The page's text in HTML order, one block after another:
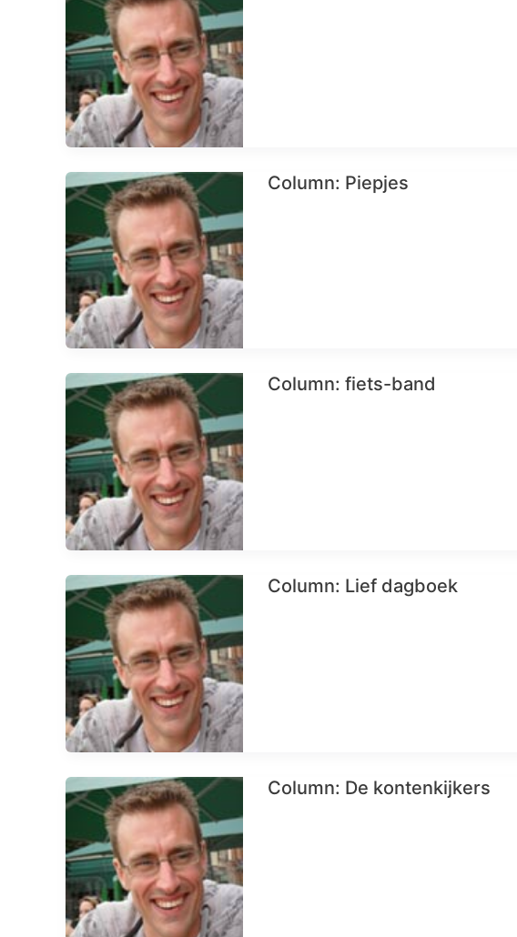
Column: Piepjes
Column: fiets-band
Column: Lief dagboek
Column: De kontenkijkers